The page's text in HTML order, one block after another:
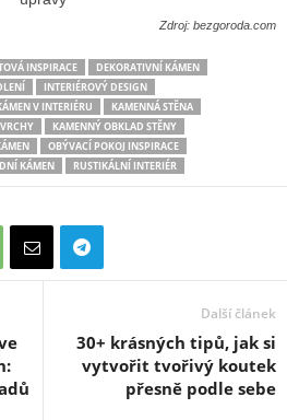
Zdroj: bezgoroda.com
INSPIRACE
DEKORATIVNÍ KÁMEN
INTERIÉROVÝ DESIGN
V INTERIÉRU
KAMENNÁ STĚNA
KAMENNÝ OBKLAD STĚNY
OBÝVACÍ POKOJ INSPIRACE
KÁMEN RUSTIKÁLNÍ INTERIÉR
Další článek
30+ krásných tipů, jak si
vytvořit tvořivý koutek
přesně podle sebe